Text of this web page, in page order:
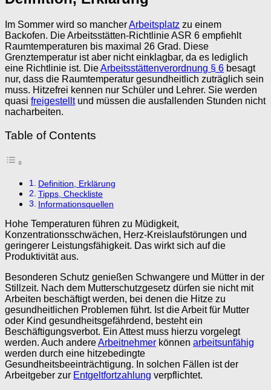
Im Sommer wird so mancherArbeitsplatz zu einem
Backofen. Die Arbeitsstätten-Richtlinie ASR 6 empfiehlt
Raumtemperaturen bis maximal 26 Grad. Diese
Grenztemperatur ist aber nicht einklagbar, da es lediglich
eine Richtlinie ist. DieArbeitsstättenverordnung § 6 besagt
nur, dass die Raumtemperatur gesundheitlich zuträglich sein
muss. Hitzefrei kennen nur Schüler und Lehrer. Sie werden
quasi freigestelltund müssen die ausfallenden Stunden nicht
nacharbeiten.
Table of Contents
Definition, Erklärung
Tipps, Checkliste
Informationsquellen
Hohe Temperaturen führen zu Müdigkeit,
Konzentrationsschwächen, Herz-Kreislaufstörungen und
geringerer Leistungsfähigkeit. Das wirkt sich auf die
Produktivität aus.
Besonderen Schutz genießen Schwangere und Mütter in der
Stillzeit. Nach dem Mutterschutzgesetz dürfen sie nicht mit
Arbeiten beschäftigt werden, bei denen die Hitze zu
gesundheitlichen Problemen führt. Ist die Arbeit für Mutter
oder Kind gesundheitsgefährdend, besteht ein
Beschäftigungsverbot. Ein Attest muss hierzu vorgelegt
werden. Auch andereArbeitnehmer können arbeitsunfähig
werden durch eine hitzebedingte
Gesundheitsbeeinträchtigung. In solchen Fällen ist der
Arbeitgeber zur Entgeltfortzahlung verpflichtet.